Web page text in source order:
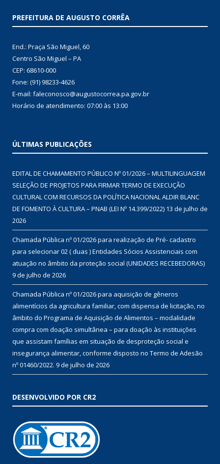
PREFEITURA DE AUGUSTO CORRÊA
End.: Praça São Miguel, 60
Centro São Miguel – PA
CEP: 68610-000
Fone: (91) 98233-4626
E-mail: faleconosco@augustocorrea.pa.gov.br
Horário de atendimento: 07:00 às 13:00
ÚLTIMAS PUBLICAÇÕES
EDITAL DE CHAMAMENTO PÚBLICO Nº 01/2026 – MULTILINGUAGEM
SELEÇÃO DE PROJETOS PARA FIRMAR TERMO DE EXECUÇÃO
CULTURAL COM RECURSOS DA POLÍTICA NACIONAL ALDIR BLANC
DE FOMENTO À CULTURA – PNAB (LEI Nº 14.399/2022) 13 de julho de
2026
Chamada Pública nº 01/2026 para realização de Pré- cadastro
para selecionar 02 ( duas ) Entidades Sócios Assistenciais com
atuação no âmbito da proteção social (UNIDADES RECEBEDORAS)
9 de julho de 2026
Chamada Pública nº 01/2026 para aquisição de gêneros
alimentícios da agricultura familiar, com dispensa de licitação, no
âmbito do Programa de Aquisição de Alimentos – modalidade
compra com doação simultânea – para doação às instituições
que assistam famílias em situação de desproteção social e
insegurança alimentar, conforme disposto no Termo de Adesão
nº 01460/2022. 9 de julho de 2026
DESENVOLVIDO POR CR2